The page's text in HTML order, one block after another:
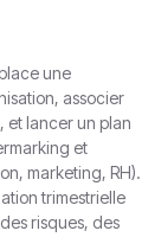
une
associer
et lancer un plan
et
marketing, RH).
trimestrielle
risques, des